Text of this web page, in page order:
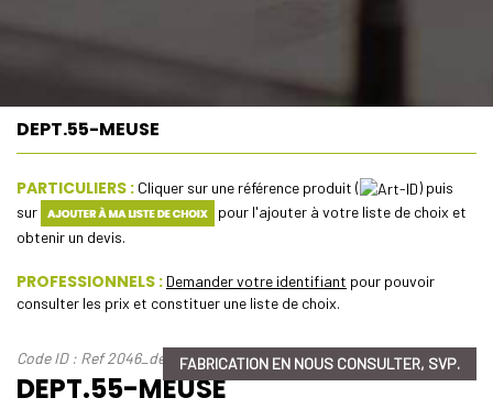
DEPT.55-MEUSE
PARTICULIERS : Cliquer sur une référence produit (
) puis
sur
pour l'ajouter à votre liste de choix et
obtenir un devis.
PROFESSIONNELS : Demander votre identifiant pour pouvoir
consulter les prix et constituer une liste de choix.
Code ID : Ref 2046_dept-55-meuse
DEPT.55-MEUSE
FABRICATION EN NOUS CONSULTER, SVP.